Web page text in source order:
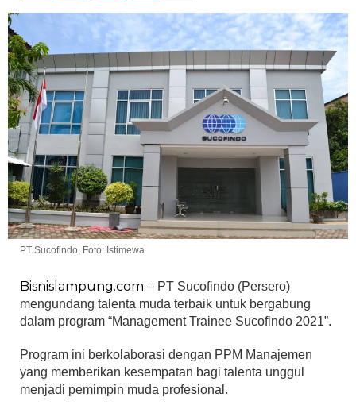
PT Sucofindo, Foto: Istimewa
Bisnislampung.com – PT Sucofindo (Persero)
mengundang talenta muda terbaik untuk bergabung
dalam program “Management Trainee Sucofindo 2021”.
Program ini berkolaborasi dengan PPM Manajemen
yang memberikan kesempatan bagi talenta unggul
menjadi pemimpin muda profesional.